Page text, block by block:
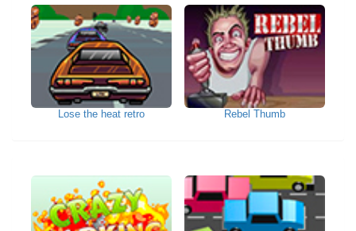
Lose the heat retro Rebel Thumb